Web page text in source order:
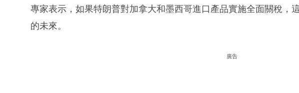
專家表示，如果特朗普對加拿大和墨西哥進口產品實施全面關稅，
的未來。
廣告